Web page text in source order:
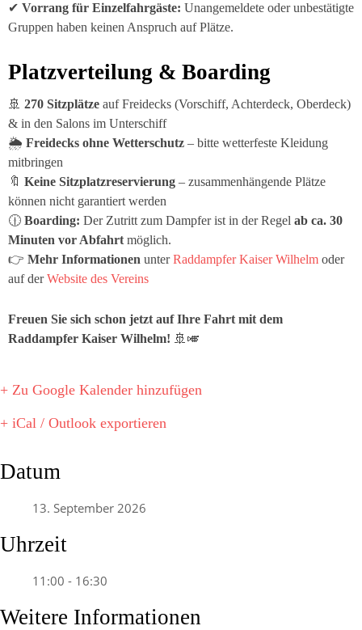
✔ Vorrang für Einzelfahrgäste: Unangemeldete oder unbestätigte
Gruppen haben keinen Anspruch auf Plätze.
Platzverteilung & Boarding
🚢 270 Sitzplätze auf Freidecks (Vorschiff, Achterdeck, Oberdeck)
& in den Salons im Unterschiff
🌦 Freidecks ohne Wetterschutz – bitte wetterfeste Kleidung
mitbringen
🔖 Keine Sitzplatzreservierung – zusammenhängende Plätze
können nicht garantiert werden
🕧 Boarding: Der Zutritt zum Dampfer ist in der Regel ab ca. 30
Minuten vor Abfahrt möglich.
👉 Mehr Informationen unterRaddampfer Kaiser Wilhelm oder
auf derWebsite des Vereins
Freuen Sie sich schon jetzt auf Ihre Fahrt mit dem
Raddampfer Kaiser Wilhelm! 🚢🎺
+ Zu Google Kalender hinzufügen
+ iCal / Outlook exportieren
Datum
13. September 2026
Uhrzeit
11:00 - 16:30
Weitere Informationen